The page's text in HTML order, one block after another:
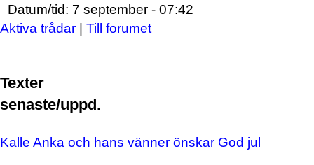
Datum/tid: 7 september - 07:42
Aktiva trådar | Till forumet
Texter
senaste/uppd.
Kalle Anka och hans vänner önskar God jul